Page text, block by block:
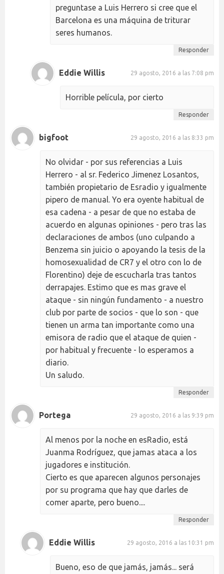
preguntase a Luis Herrero si cree que el
Barcelona es una máquina de triturar
seres humanos.
Responder
Eddie Willis 29 agosto, 2016 a las 7:08 pm
Horrible película, por cierto
Responder
bigfoot 29 agosto, 2016 a las 8:33 pm
No olvidar - por sus referencias a Luis
Herrero - al sr. Federico Jimenez Losantos,
también propietario de Esradio y igualmente
pipero de manual. Yo era oyente habitual de
esa cadena - a pesar de que no estaba de
acuerdo en algunas opiniones - pero tras las
declaraciones de ambos (uno culpando a
Benzema sin juicio o apoyando la tesis de la
homosexualidad de CR7 y el otro con lo de
Florentino) deje de escucharla tras tantos
derrapajes. Estimo que es mas grave el
ataque - sin ningún fundamento - a nuestro
club por parte de socios - que lo son - que
tienen un arma tan importante como una
emisora de radio que el ataque de quien -
por habitual y frecuente - lo esperamos a
diario.
Un saludo.
Responder
Portega 29 agosto, 2016 a las 9:39 pm
Al menos por la noche en esRadio, está
Juanma Rodríguez, que jamas ataca a los
jugadores e institución.
Cierto es que aparecen algunos personajes
por su programa que hay que darles de
comer aparte, pero bueno....
Responder
Eddie Willis 29 agosto, 2016 a las 10:31 pm
Bueno, eso de que jamás, jamás... será